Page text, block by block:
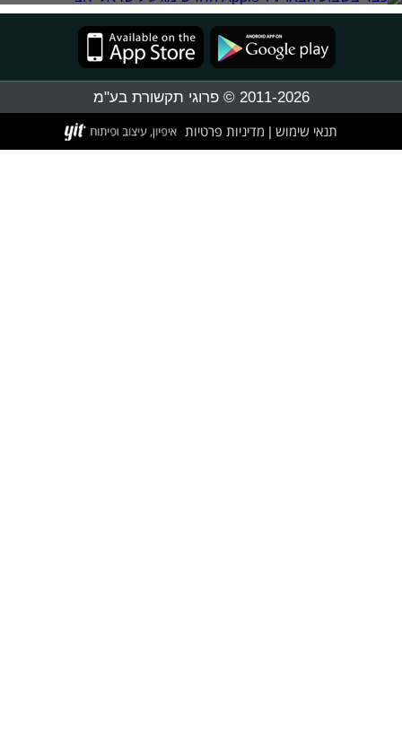
2011-2026 © פרוגי תקשורת בע"מ
תנאי שימוש מדיניות פרטיות